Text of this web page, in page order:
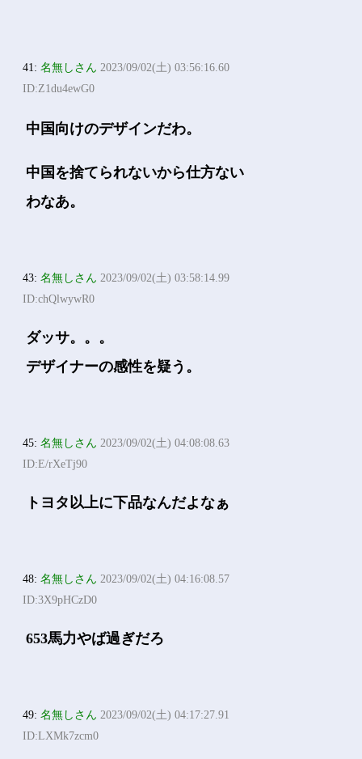
41:名無しさん 2023/09/02(土) 03:56:16.60
ID:Z1du4ewG0
中国向けのデザインだわ。
中国を捨てられないから仕方ない
わなあ。
43:名無しさん 2023/09/02(土) 03:58:14.99
ID:chQlwywR0
ダッサ。。。
デザイナーの感性を疑う。
45:名無しさん 2023/09/02(土) 04:08:08.63
ID:E/rXeTj90
トヨタ以上に下品なんだよなぁ
48:名無しさん 2023/09/02(土) 04:16:08.57
ID:3X9pHCzD0
653馬力やば過ぎだろ
49:名無しさん 2023/09/02(土) 04:17:27.91
ID:LXMk7zcm0